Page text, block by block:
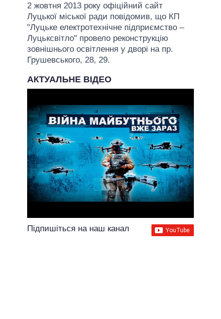
2 жовтня 2013 року офіційний сайт
Луцької міської ради повідомив, що КП
"Луцьке електротехнічне підприємство –
Луцьксвітло" провело реконструкцію
зовнішнього освітлення у дворі на пр.
Грушевського, 28, 29.
АКТУАЛЬНЕ ВІДЕО
Підпишіться на наш канал